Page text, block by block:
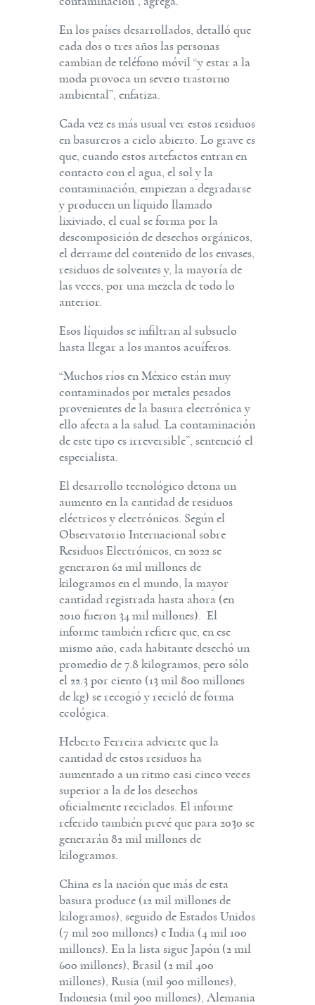
En los países desarrollados, detalló que
cada dos o tres años las personas
cambian de teléfono móvil “y estar a la
moda provoca un severo trastorno
ambiental”, enfatiza.
Cada vez es más usual ver estos residuos
en basureros a cielo abierto. Lo grave es
que, cuando estos artefactos entran en
contacto con el agua, el sol y la
contaminación, empiezan a degradarse
y producen un líquido llamado
lixiviado, el cual se forma por la
descomposición de desechos orgánicos,
el derrame del contenido de los envases,
residuos de solventes y, la mayoría de
las veces, por una mezcla de todo lo
anterior.
Esos líquidos se infiltran al subsuelo
hasta llegar a los mantos acuíferos.
“Muchos ríos en México están muy
contaminados por metales pesados
provenientes de la basura electrónica y
ello afecta a la salud. La contaminación
de este tipo es irreversible”, sentenció el
especialista.
El desarrollo tecnológico detona un
aumento en la cantidad de residuos
eléctricos y electrónicos. Según el
Observatorio Internacional sobre
Residuos Electrónicos, en 2022 se
generaron 62 mil millones de
kilogramos en el mundo, la mayor
cantidad registrada hasta ahora (en
2010 fueron 34 mil millones). El
informe también refiere que, en ese
mismo año, cada habitante desechó un
promedio de 7.8 kilogramos, pero sólo
el 22.3 por ciento (13 mil 800 millones
de kg) se recogió y recicló de forma
ecológica.
Heberto Ferreira advierte que la
cantidad de estos residuos ha
aumentado a un ritmo casi cinco veces
superior a la de los desechos
oficialmente reciclados. El informe
referido también prevé que para 2030 se
generarán 82 mil millones de
kilogramos.
China es la nación que más de esta
basura produce (12 mil millones de
kilogramos), seguido de Estados Unidos
(7 mil 200 millones) e India (4 mil 100
millones). En la lista sigue Japón (2 mil
600 millones), Brasil (2 mil 400
millones), Rusia (mil 900 millones),
Indonesia (mil 900 millones), Alemania